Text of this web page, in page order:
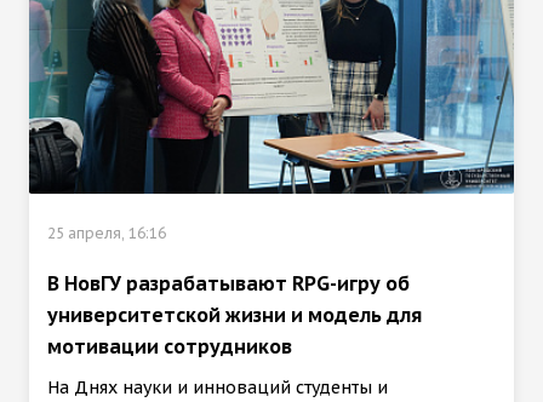
25 апреля, 16:16
В НовГУ разрабатывают RPG-игру об
университетской жизни и модель для
мотивации сотрудников
На Днях науки и инноваций студенты и